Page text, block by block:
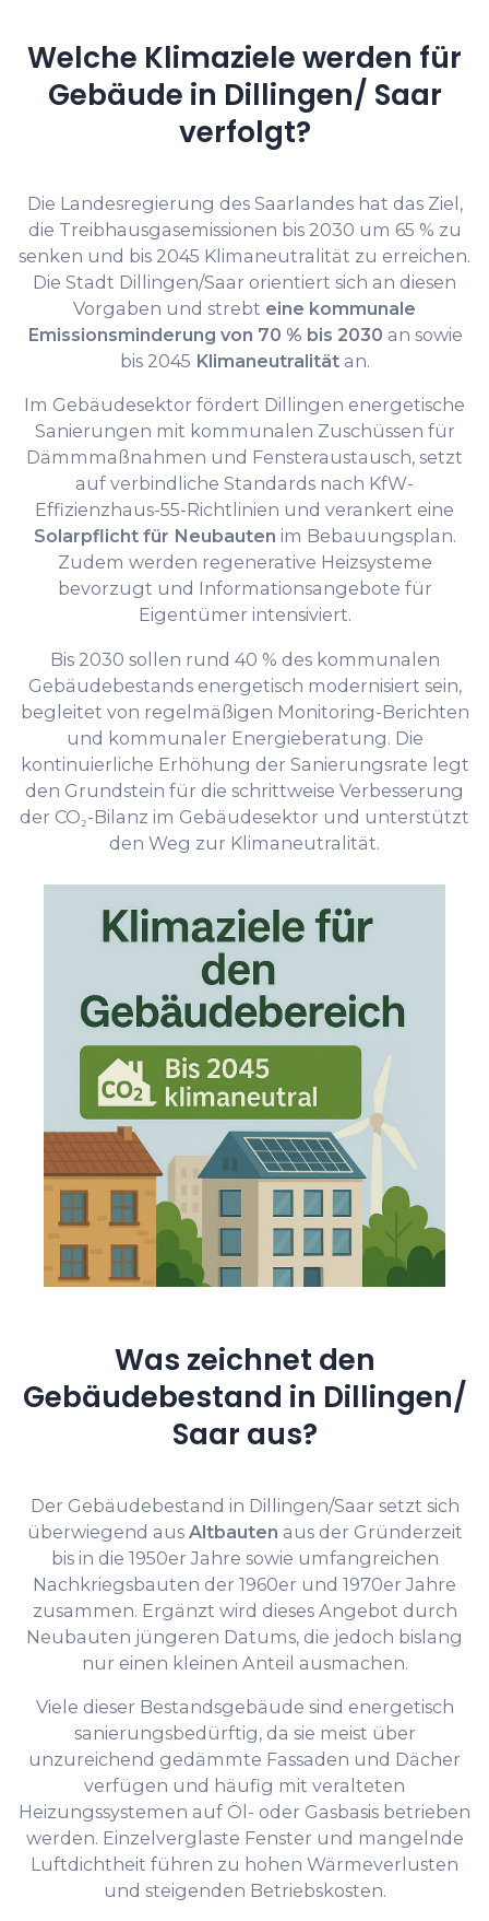
Welche Klimaziele werden für
Gebäude in Dillingen/ Saar
verfolgt?
Die Landesregierung des Saarlandes hat das Ziel,
die Treibhausgasemissionen bis 2030 um 65 % zu
senken und bis 2045 Klimaneutralität zu erreichen.
Die Stadt Dillingen/Saar orientiert sich an diesen
Vorgaben und strebt eine kommunale
Emissionsminderung von 70 % bis 2030 an sowie
bis 2045 Klimaneutralitätan.
Im Gebäudesektor fördert Dillingen energetische
Sanierungen mit kommunalen Zuschüssen für
Dämmmaßnahmen und Fensteraustausch, setzt
auf verbindliche Standards nach KfW-
Effizienzhaus-55-Richtlinien und verankert eine
Solarpflicht für Neubauten im Bebauungsplan.
Zudem werden regenerative Heizsysteme
bevorzugt und Informationsangebote für
Eigentümer intensiviert.
Bis 2030 sollen rund 40 % des kommunalen
Gebäudebestands energetisch modernisiert sein,
begleitet von regelmäßigen Monitoring-Berichten
und kommunaler Energieberatung. Die
kontinuierliche Erhöhung der Sanierungsrate legt
den Grundstein für die schrittweise Verbesserung
der CO₂-Bilanz im Gebäudesektor und unterstützt
den Weg zur Klimaneutralität.
Was zeichnet den
Gebäudebestand in Dillingen/
Saar aus?
Der Gebäudebestand in Dillingen/Saar setzt sich
überwiegend aus Altbauten aus der Gründerzeit
bis in die 1950er Jahre sowie umfangreichen
Nachkriegsbauten der 1960er und 1970er Jahre
zusammen. Ergänzt wird dieses Angebot durch
Neubauten jüngeren Datums, die jedoch bislang
nur einen kleinen Anteil ausmachen.
Viele dieser Bestandsgebäude sind energetisch
sanierungsbedürftig, da sie meist über
unzureichend gedämmte Fassaden und Dächer
verfügen und häufig mit veralteten
Heizungssystemen auf Öl- oder Gasbasis betrieben
werden. Einzelverglaste Fenster und mangelnde
Luftdichtheit führen zu hohen Wärmeverlusten
und steigenden Betriebskosten.